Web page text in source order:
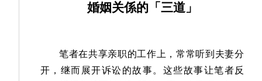
婚姻关係的 「 三道」
笔者在共享亲职的工作上，常常听到夫妻分
开，继而展开诉讼的故事。这些故事让笔者反